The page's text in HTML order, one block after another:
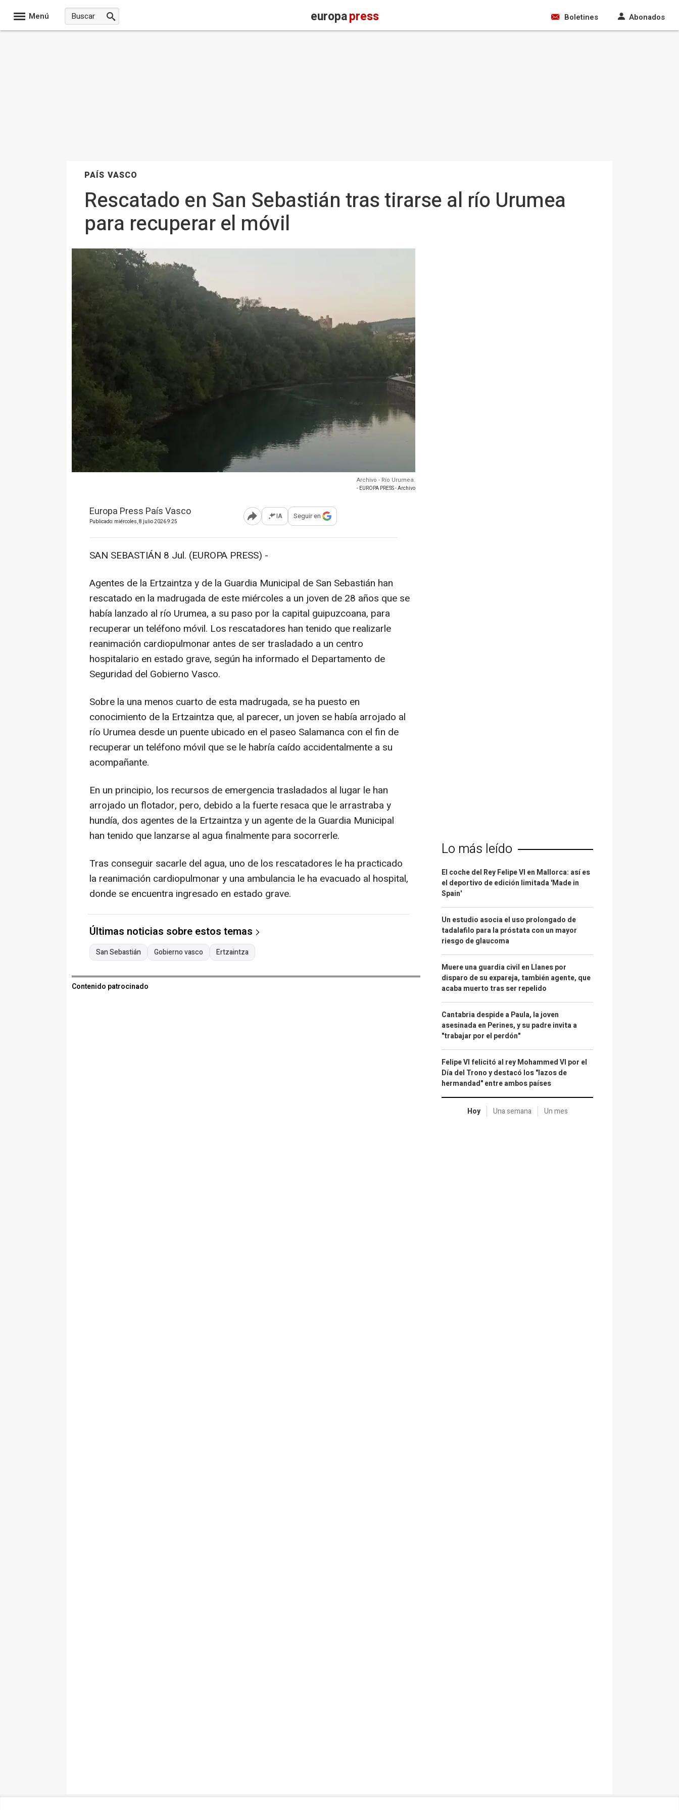
Menú europapress Boletines Abonados
PAÍS VASCO
Rescatado en San Sebastián tras tirarse al río Urumea
para recuperar el móvil
Archivo - Río Urumea.
- EUROPA PRESS - Archivo
Europa Press País Vasco
Publicado: miércoles, 8 julio 2026 9:25 Abrir opciones para compartir
IA Seguir en
SAN SEBASTIÁN 8 Jul. (EUROPA PRESS) -
Agentes de la Ertzaintza y de la Guardia Municipal de San Sebastián han
rescatado en la madrugada de este miércoles a un joven de 28 años que se
había lanzado al río Urumea, a su paso por la capital guipuzcoana, para
recuperar un teléfono móvil. Los rescatadores han tenido que realizarle
reanimación cardiopulmonar antes de ser trasladado a un centro
hospitalario en estado grave, según ha informado el Departamento de
Seguridad del Gobierno Vasco.
Sobre la una menos cuarto de esta madrugada, se ha puesto en
conocimiento de la Ertzaintza que, al parecer, un joven se había arrojado al
río Urumea desde un puente ubicado en el paseo Salamanca con el fin de
recuperar un teléfono móvil que se le habría caído accidentalmente a su
acompañante.
En un principio, los recursos de emergencia trasladados al lugar le han
arrojado un flotador, pero, debido a la fuerte resaca que le arrastraba y
hundía, dos agentes de la Ertzaintza y un agente de la Guardia Municipal
han tenido que lanzarse al agua finalmente para socorrerle.
Tras conseguir sacarle del agua, uno de los rescatadores le ha practicado
la reanimación cardiopulmonar y una ambulancia le ha evacuado al hospital,
donde se encuentra ingresado en estado grave.
Últimas noticias sobre estos temas
San Sebastián Gobierno vasco Ertzaintza
Contenido patrocinado
Lo más leído
El coche del Rey Felipe VI en Mallorca: así es
el deportivo de edición limitada 'Made in
Spain'
Un estudio asocia el uso prolongado de
tadalafilo para la próstata con un mayor
riesgo de glaucoma
Muere una guardia civil en Llanes por
disparo de su expareja, también agente, que
acaba muerto tras ser repelido
Cantabria despide a Paula, la joven
asesinada en Perines, y su padre invita a
"trabajar por el perdón"
Felipe VI felicitó al rey Mohammed VI por el
Día del Trono y destacó los "lazos de
hermandad" entre ambos países
Hoy Una semana Un mes